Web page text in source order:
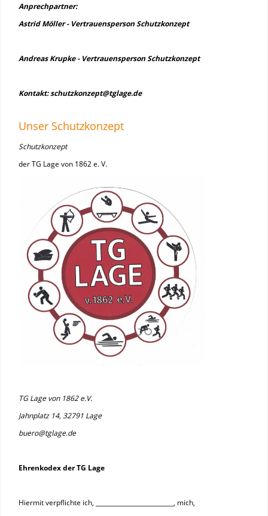
Anprechpartner:
Astrid Möller - Vertrauensperson Schutzkonzept
Andreas Krupke - Vertrauensperson Schutzkonzept
Kontakt: schutzkonzept@tglage.de
Unser Schutzkonzept
Schutzkonzept
der TG Lage von 1862 e. V.
TG Lage von 1862 e.V.
Jahnplatz 14, 32791 Lage
buero@tglage.de
Ehrenkodex der TG Lage
Hiermit verpflichte ich, __________________________, mich,